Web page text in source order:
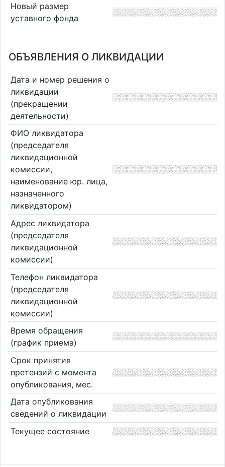
Новый размер
уставного фонда
ОБЪЯВЛЕНИЯ О ЛИКВИДАЦИИ
Дата и номер решения о
ликвидации
(прекращении
деятельности)
ФИО ликвидатора
(председателя
ликвидационной
комиссии,
наименование юр. лица,
назначенного
ликвидатором)
Адрес ликвидатора
(председателя
ликвидационной
комиссии)
Телефон ликвидатора
(председателя
ликвидационной
комиссии)
Время обращения
(график приема)
Срок принятия
претензий с момента
опубликования, мес.
Дата опубликования
сведений о ликвидации
Текущее состояние